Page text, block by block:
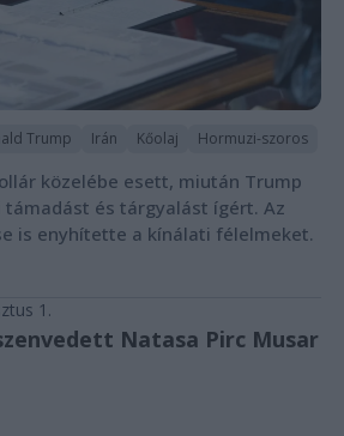
Trump Irán Kőolaj Hormuzi-szoros
közelébe esett, miután Trump
és tárgyalást ígért. Az
is enyhítette a kínálati félelmeket.
1.
Natasa Pirc Musar